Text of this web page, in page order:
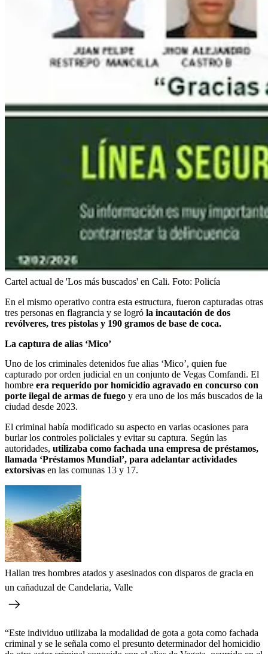
Cartel actual de 'Los más buscados' en Cali. Foto: Policía
En el mismo operativo contra esta estructura, fueron capturadas otras
tres personas en flagrancia y se logró la incautación de dos
revólveres, tres pistolas y 190 gramos de base de coca.
La captura de alias ‘Mico’
Uno de los criminales detenidos fue alias ‘Mico’, quien fue
capturado por orden judicial en un conjunto de Vegas Comfandi. El
hombre era requerido por homicidio agravado en concurso con
porte ilegal de armas de fuego y era uno de los más buscados de la
ciudad desde 2023.
El criminal había modificado su aspecto en varias ocasiones para
burlar los controles policiales y evitar su captura. Según las
autoridades, utilizaba como fachada una empresa de préstamos,
llamada ‘Préstamos Mundial’, para adelantar actividades
extorsivas en las comunas 13 y 17.
Hallan tres hombres atados y asesinados con disparos de gracia en
un cañaduzal de Candelaria, Valle
“Este individuo utilizaba la modalidad de gota a gota como fachada
criminal y se le señala como el presunto determinador del homicidio